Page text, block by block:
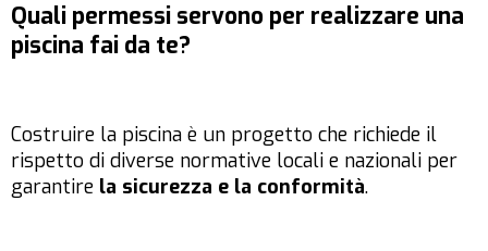
Quali permessi servono per realizzare una
piscina fai da te?
Costruire la piscina è un progetto che richiede il
rispetto di diverse normative locali e nazionali per
garantire la sicurezza e la conformità.